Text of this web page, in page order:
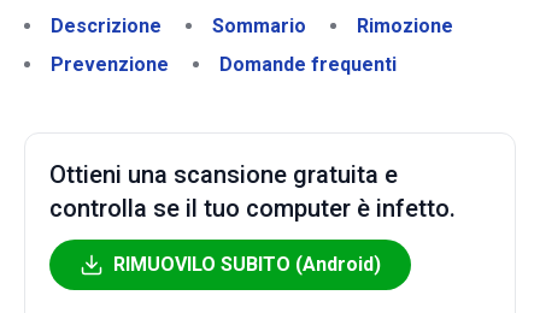
Descrizione
Sommario
Rimozione
Prevenzione
Domande frequenti
Ottieni una scansione gratuita e
controlla se il tuo computer è infetto.
RIMUOVILO SUBITO (Android)